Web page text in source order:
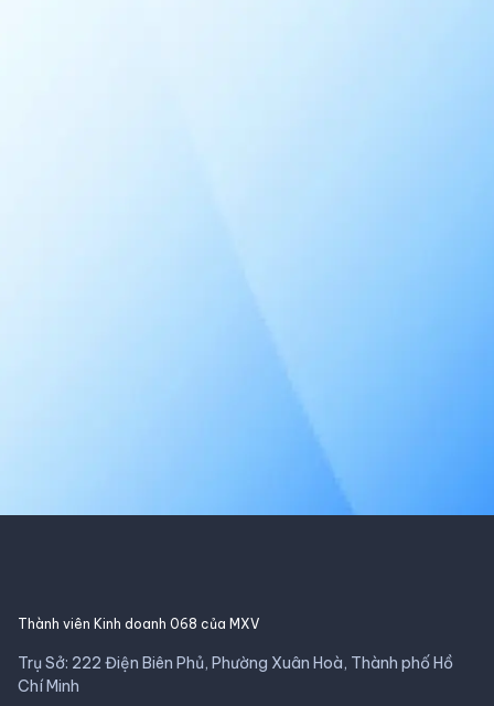
Thành viên Kinh doanh 068 của MXV
Trụ Sở: 222 Điện Biên Phủ, Phường Xuân Hoà, Thành phố Hồ
Chí Minh